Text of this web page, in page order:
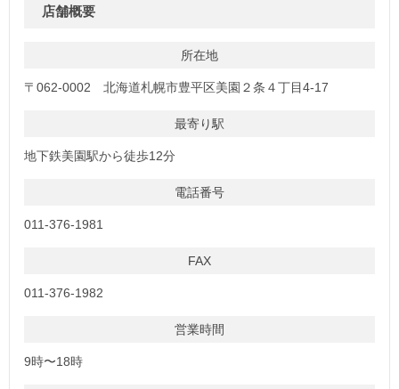
店舗概要
所在地
〒062-0002 北海道札幌市豊平区美園２条４丁目4-17
最寄り駅
地下鉄美園駅から徒歩12分
電話番号
011-376-1981
FAX
011-376-1982
営業時間
9時〜18時